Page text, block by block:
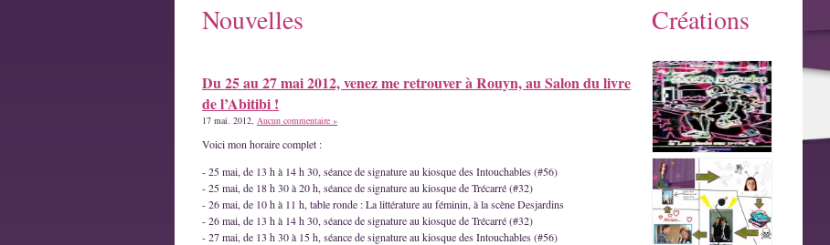
Nouvelles
Du 25 au 27 mai 2012, venez me retrouver à Rouyn, au Salon du livre
de l’Abitibi !
17 mai. 2012, Aucun commentaire »
Voici mon horaire complet :
- 25 mai, de 13 h à 14 h 30, séance de signature au kiosque des Intouchables (#56)
- 25 mai, de 18 h 30 à 20 h, séance de signature au kiosque de Trécarré (#32)
- 26 mai, de 10 h à 11 h, table ronde : La littérature au féminin, à la scène Desjardins
- 26 mai, de 13 h à 14 h 30, séance de signature au kiosque de Trécarré (#32)
- 27 mai, de 13 h 30 à 15 h, séance de signature au kiosque des Intouchables (#56)
Créations